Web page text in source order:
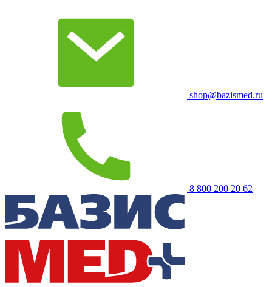
shop@bazismed.ru
8 800 200 20 62